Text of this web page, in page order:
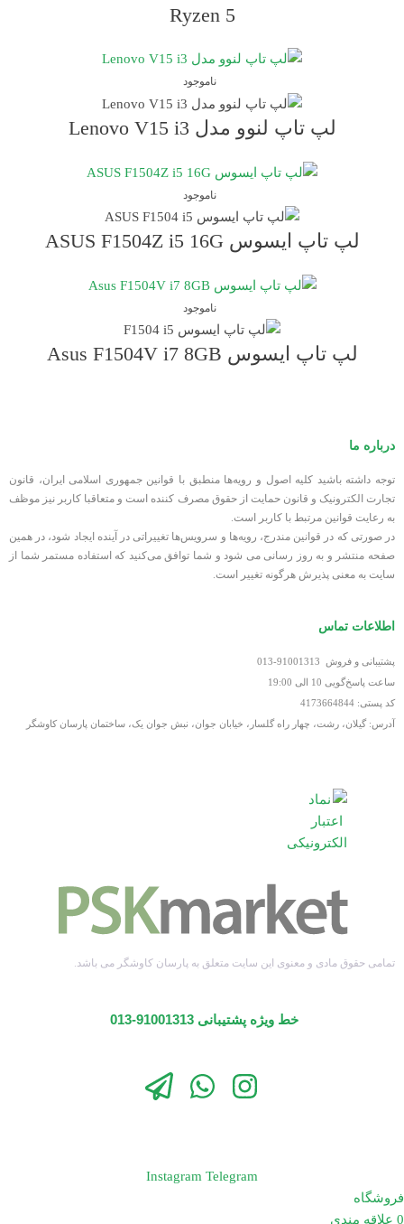
Ryzen 5
ناموجود
لپ تاپ لنوو مدل Lenovo V15 i3
ناموجود
لپ تاپ ایسوس ASUS F1504Z i5 16G
ناموجود
لپ تاپ ایسوس Asus F1504V i7 8GB
درباره ما
توجه داشته باشید کلیه اصول و رویه‏‌ها منطبق با قوانین جمهوری اسلامی ایران، قانون
تجارت الکترونیک و قانون حمایت از حقوق مصرف کننده است و متعاقبا کاربر نیز موظف
به رعایت قوانین مرتبط با کاربر است.
در صورتی که در قوانین مندرج، رویه‏‌ها و سرویس‏‌ها تغییراتی در آینده ایجاد شود، در همین
صفحه منتشر و به روز رسانی می شود و شما توافق می‏‌کنید که استفاده مستمر شما از
سایت به معنی پذیرش هرگونه تغییر است.
اطلاعات تماس
پشتیبانی و فروش 91001313-013
ساعت پاسخ‌گویی 10 الی 19:00
کد پستی: 4173664844
آدرس: گیلان، رشت، چهار راه گلسار، خیابان جوان، نبش جوان یک، ساختمان پارسان کاوشگر
تمامی حقوق مادی و معنوی این سایت متعلق به پارسان کاوشگر می باشد.
خط ویژه پشتیبانی 91001313-013
Instagram Telegram
فروشگاه
0 علاقه مندی